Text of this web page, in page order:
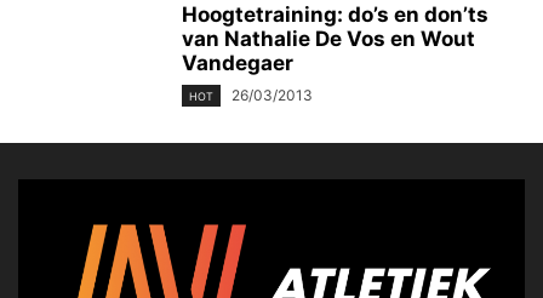
Hoogtetraining: do’s en don’ts
van Nathalie De Vos en Wout
Vandegaer
HOT 26/03/2013